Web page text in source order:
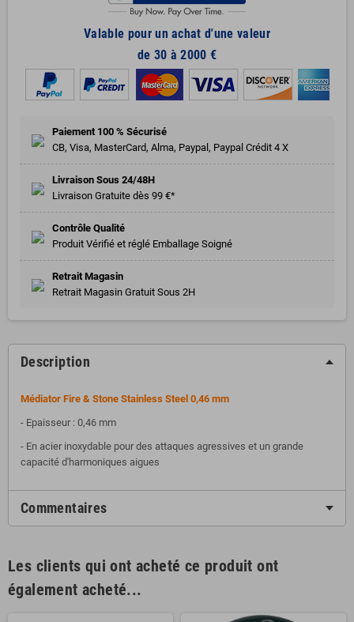
Valable pour un achat d'une valeur
de 30 à 2000 €
Paiement 100 % Sécurisé
CB, Visa, MasterCard, Alma, Paypal, Paypal Crédit 4 X
Livraison Sous 24/48H
Livraison Gratuite dès 99 €*
Contrôle Qualité
Produit Vérifié et réglé Emballage Soigné
Retrait Magasin
Retrait Magasin Gratuit Sous 2H
Description
Médiator Fire & Stone Stainless Steel 0,46 mm
- Epaisseur : 0,46 mm
- En acier inoxydable pour des attaques agressives et un grande
capacité d'harmoniques aigues
Commentaires
Les clients qui ont acheté ce produit ont
également acheté...